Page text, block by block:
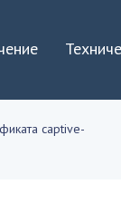
captive-